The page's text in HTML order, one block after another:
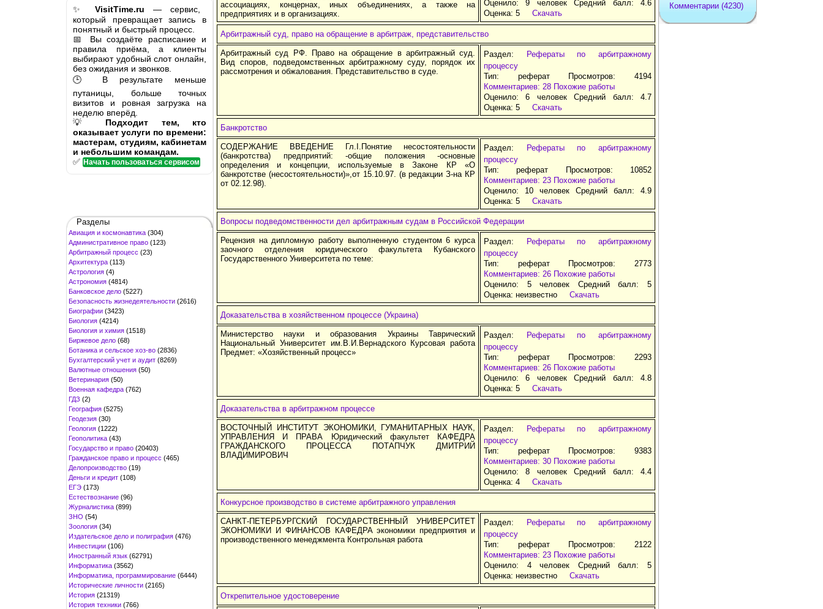
✨ VisitTime.ru — сервис,
который превращает запись в
понятный и быстрый процесс.
📅 Вы создаёте расписание и
правила приёма, а клиенты
выбирают удобный слот онлайн,
без ожидания и звонков.
🕒 В результате меньше
путаницы, больше точных
визитов и ровная загрузка на
неделю вперёд.
💡 Подходит тем, кто
оказывает услуги по времени:
мастерам, студиям, кабинетам
и небольшим командам.
✅ Начать пользоваться сервисом
Разделы
Авиация и космонавтика (304)
Административное право (123)
Арбитражный процесс (23)
Архитектура (113)
Астрология (4)
Астрономия (4814)
Банковское дело (5227)
Безопасность жизнедеятельности (2616)
Биографии (3423)
Биология (4214)
Биология и химия (1518)
Биржевое дело (68)
Ботаника и сельское хоз-во (2836)
Бухгалтерский учет и аудит (8269)
Валютные отношения (50)
Ветеринария (50)
Военная кафедра (762)
ГДЗ (2)
География (5275)
Геодезия (30)
Геология (1222)
Геополитика (43)
Государство и право (20403)
Гражданское право и процесс (465)
Делопроизводство (19)
Деньги и кредит (108)
ЕГЭ (173)
Естествознание (96)
Журналистика (899)
ЗНО (54)
Зоология (34)
Издательское дело и полиграфия (476)
Инвестиции (106)
Иностранный язык (62791)
Информатика (3562)
Информатика, программирование (6444)
Исторические личности (2165)
История (21319)
История техники (766)
ассоциациях, концернах, иных объединениях, а также на
предприятиях и в организациях.
Оценило: 9 человек Средний балл: 4.6
Оценка: 5 Скачать
Арбитражный суд, право на обращение в арбитраж, представительство
Арбитражный суд РФ. Право на обращение в арбитражный суд.
Вид споров, подведомственных арбитражному суду, порядок их
рассмотрения и обжалования. Представительство в суде.
Раздел: Рефераты по арбитражному
процессу
Тип: реферат Просмотров: 4194
Комментариев: 28 Похожие работы
Оценило: 6 человек Средний балл: 4.7
Оценка: 5 Скачать
Банкротство
СОДЕРЖАНИЕ ВВЕДЕНИЕ Гл.I.Понятие несостоятельности
(банкротства) предприятий: -общие положения -основные
определения и концепции, используемые в Законе КР «О
банкротстве (несостоятельности)»,от 15.10.97. (в редакции З-на КР
от 02.12.98).
Раздел: Рефераты по арбитражному
процессу
Тип: реферат Просмотров: 10852
Комментариев: 23 Похожие работы
Оценило: 10 человек Средний балл: 4.9
Оценка: 5 Скачать
Вопросы подведомственности дел арбитражным судам в Российской Федерации
Рецензия на дипломную работу выполненную студентом 6 курса
заочного отделения юридического факультета Кубанского
Государственного Университета по теме:
Раздел: Рефераты по арбитражному
процессу
Тип: реферат Просмотров: 2773
Комментариев: 26 Похожие работы
Оценило: 5 человек Средний балл: 5
Оценка: неизвестно Скачать
Доказательства в хозяйственном процессе (Украина)
Министерство науки и образования Украины Таврический
Национальный Университет им.В.И.Вернадского Курсовая работа
Предмет: «Хозяйственный процесс»
Раздел: Рефераты по арбитражному
процессу
Тип: реферат Просмотров: 2293
Комментариев: 26 Похожие работы
Оценило: 6 человек Средний балл: 4.8
Оценка: 5 Скачать
Доказательства в арбитражном процессе
ВОСТОЧНЫЙ ИНСТИТУТ ЭКОНОМИКИ, ГУМАНИТАРНЫХ НАУК,
УПРАВЛЕНИЯ И ПРАВА Юридический факультет КАФЕДРА
ГРАЖДАНСКОГО ПРОЦЕССА ПОТАПЧУК ДМИТРИЙ
ВЛАДИМИРОВИЧ
Раздел: Рефераты по арбитражному
процессу
Тип: реферат Просмотров: 9383
Комментариев: 30 Похожие работы
Оценило: 8 человек Средний балл: 4.4
Оценка: 4 Скачать
Конкурсное производство в системе арбитражного управления
САНКТ-ПЕТЕРБУРГСКИЙ ГОСУДАРСТВЕННЫЙ УНИВЕРСИТЕТ
ЭКОНОМИКИ И ФИНАНСОВ КАФЕДРА экономики предприятия и
производственного менеджмента Контрольная работа
Раздел: Рефераты по арбитражному
процессу
Тип: реферат Просмотров: 2122
Комментариев: 23 Похожие работы
Оценило: 4 человек Средний балл: 5
Оценка: неизвестно Скачать
Открепительное удостоверение
Комментарии (4230)